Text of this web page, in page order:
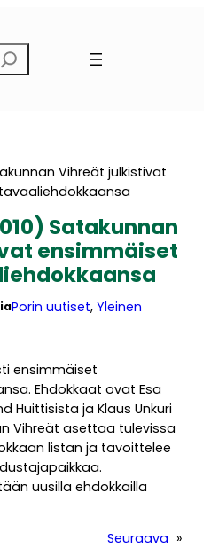
Vihreät julkistivat
Satakunnan
ensimmäiset
Porin uutiset, Yleinen
ensimmäiset
Ehdokkaat ovat Esa
Huittisista ja Klaus Unkuri
Vihreät asettaa tulevissa
listan ja tavoittelee
uusilla ehdokkailla
Seuraava »